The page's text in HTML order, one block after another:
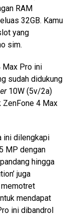
RAM
32GB. Kamu
yang
sim.
Max Pro ini
sudah didukung
10W (5v/2a)
ZenFone 4 Max
ini dilengkapi
MP dengan
hingga
juga
memotret
mendapat
ini dibandrol